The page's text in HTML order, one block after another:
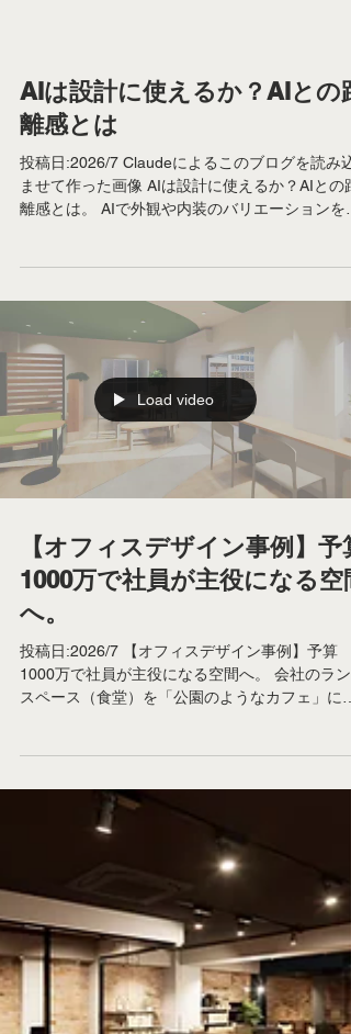
AIは設計に使えるか？AIとの距
離感とは
すのが当たり前になりました。 でも、そうやっ
AIで案を出し続けていると、 「案はたくさん出た
けれど、どれも決定打に欠ける」 「全体を貫く
ザインの背骨が細くなっている」 といった違和
を感じるときがあります。 これはAI生成という手
法そのものが抱える「クセ」なのだと思います。
「AIは設計に使えるか？AIとの距離感」について
のブログでお話していこうと思います。 AIが「物
語」を語る役割ではない。 プロンプトを叩いて
です。 一方で私たちが日々やっている設計は、
例調査や条件整理・コンセプトの練り上げを繰り
返しながら少しずつ正解を掘り当てる作業です。
める」とか「この条件のために、この形を選ぶ」
といった小さな決断を積み重ねるからこそ、その
線には物語が宿るように感じます。 AIはあくまで
「今の指示」に対する
Load video
【オフィスデザイン事例】予算
1000万で社員が主役になる空
へ。
生し、 採用・福利厚生を強化したオフィスデザ
ン提案の裏側 「社員が休憩室をあまり使ってく
ない」 「社内のランチスペースがただ机と椅子
並んでいるだけで、どこかわびしい」 「採用活
で会社見学をしても、オフィス環境の魅力が求職
者に伝わらない」 企業の社長様や経営者様で、
のような社内環境やオフィスブランディングの悩
みを抱えている方は少なくありません。 こんに
は。ASDO（Architectural Solutions Design
Office）の建築士、松田です。 当事務所では、企
業の経営者様が直接抱える「社員満足度の向上」